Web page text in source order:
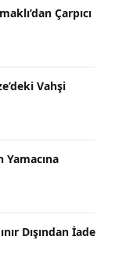
Çarpıcı
Vahşi
Yamacına
Dışından İade